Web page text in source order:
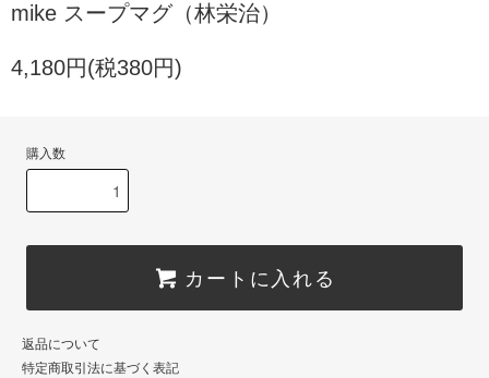
mike スープマグ（林栄治）
4,180円(税380円)
購入数
カートに入れる
返品について
特定商取引法に基づく表記